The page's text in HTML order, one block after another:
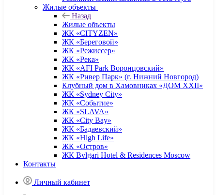
Жилые объекты
Назад
Жилые объекты
ЖК «CITYZEN»
ЖК «Береговой»
ЖК «Режиссер»
ЖК «Река»
ЖК «AFI Park Воронцовский»
ЖК «Ривер Парк» (г. Нижний Новгород)
Клубный дом в Хамовниках «ДОМ XXII»
ЖК «Sydney City»
ЖК «Событие»
ЖК «SLAVA»
ЖК «City Bay»
ЖК «Бадаевский»
ЖК «High Life»
ЖК «Остров»
ЖК Bvlgari Hotel & Residences Moscow
Контакты
Личный кабинет